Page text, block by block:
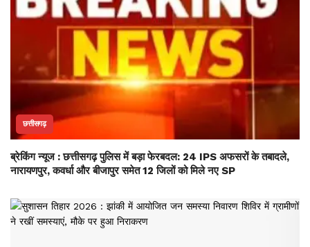
छत्तीसगढ़
ब्रेकिंग न्यूज : छत्तीसगढ़ पुलिस में बड़ा फेरबदल: 24 IPS अफसरों के तबादले,
नारायणपुर, कवर्धा और बीजापुर समेत 12 जिलों को मिले नए SP